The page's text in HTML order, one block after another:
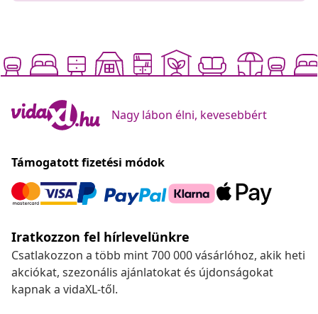
Nagy lábon élni, kevesebbért
Támogatott fizetési módok
Iratkozzon fel hírlevelünkre
Csatlakozzon a több mint 700 000 vásárlóhoz, akik heti
akciókat, szezonális ajánlatokat és újdonságokat
kapnak a vidaXL-től.